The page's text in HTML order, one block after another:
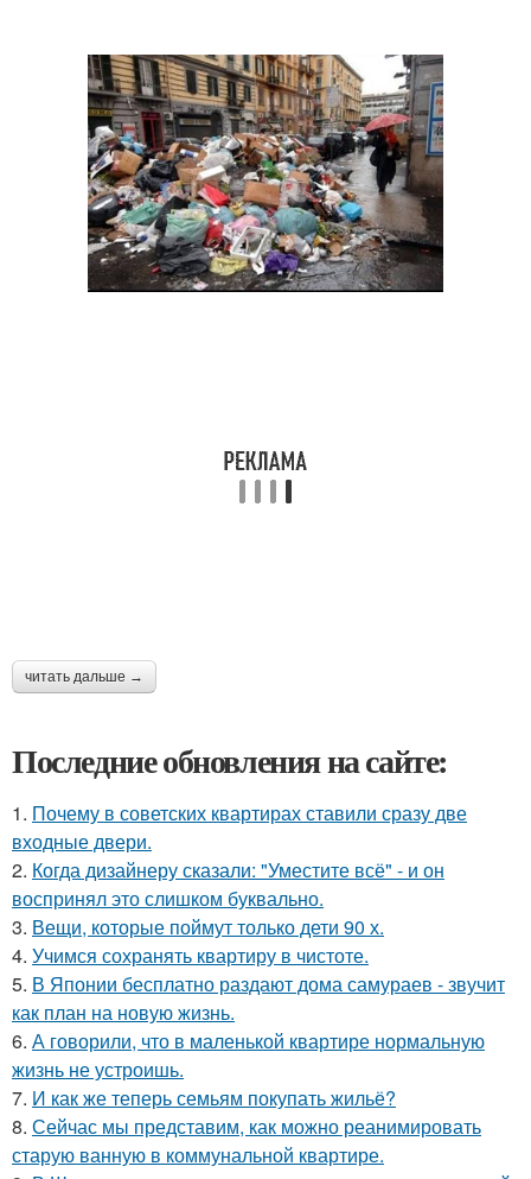
читать дальше →
Последние обновления на сайте:
1. Почему в советских квартирах ставили сразу две
входные двери.
2. Когда дизайнеру сказали: "Уместите всё" - и он
воспринял это слишком буквально.
3. Вещи, которые поймут только дети 90 х.
4. Учимся сохранять квартиру в чистоте.
5. В Японии бесплатно раздают дома самураев - звучит
как план на новую жизнь.
6. А говорили, что в маленькой квартире нормальную
жизнь не устроишь.
7. И как же теперь семьям покупать жильё?
8. Сейчас мы представим, как можно реанимировать
старую ванную в коммунальной квартире.